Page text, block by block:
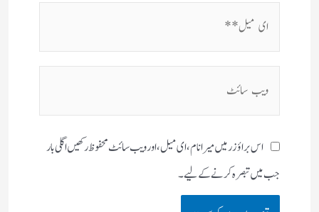
اس براؤزر میں میرا نام، ای میل، اور ویب سائٹ محفوظ رکھیں اگلی بار
جب میں تبصرہ کرنے کےلیے۔